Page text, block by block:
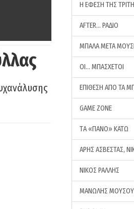
Η ΕΦΕΣΗ ΤΗΣ
AFTER… ΡΑΔΙΟ
ΜΠΑΛΑ ΜΕΤΑ
ΟΙ… ΜΠΑΣΧΕΤΟΙ
ΕΠΙΘΕΣΗ ΑΠΟ ΤΑ
GAME ZONE
ΤA «ΠΑΝΟ» ΚΑΤΩ
ΑΡΗΣ ΑΣΒΕΣΤΑΣ,
ΝΙΚΟΣ ΡΑΛΛΗΣ
ΜΑΝΩΛΗΣ